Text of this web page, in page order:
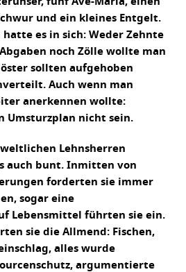
und ein kleines Entgelt.
hatte es in sich: Weder Zehnte
noch Zölle wollte man
sollten aufgehoben
Auch wenn man
anerkennen wollte:
Umsturzplan nicht sein.
Lehnsherren
auch bunt. Inmitten von
forderten sie immer
sogar eine
Lebensmittel führten sie ein.
sie die Allmend: Fischen,
alles wurde
argumentierte